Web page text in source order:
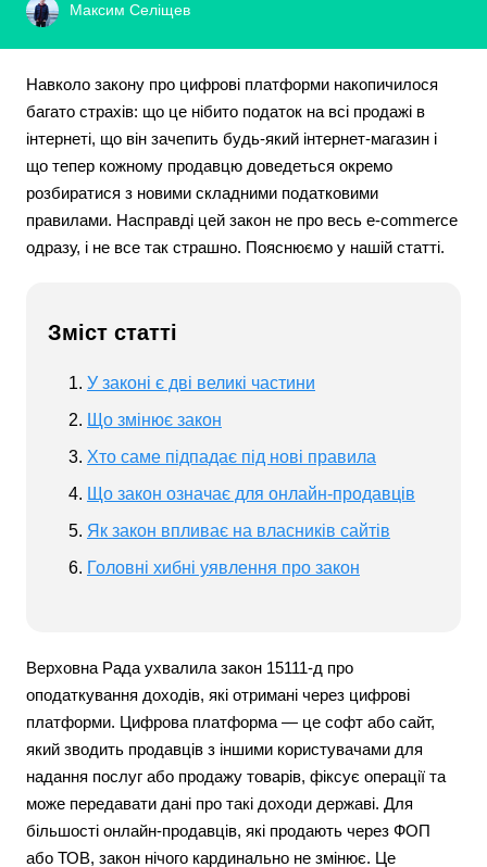
Максим Селіщев
Навколо закону про цифрові платформи накопичилося
багато страхів: що це нібито податок на всі продажі в
інтернеті, що він зачепить будь-який інтернет-магазин і
що тепер кожному продавцю доведеться окремо
розбиратися з новими складними податковими
правилами. Насправді цей закон не про весь e-commerce
одразу, і не все так страшно. Пояснюємо у нашій статті.
Зміст статті
У законі є дві великі частини
Що змінює закон
Хто саме підпадає під нові правила
Що закон означає для онлайн-продавців
Як закон впливає на власників сайтів
Головні хибні уявлення про закон
Верховна Рада ухвалила закон 15111-д про
оподаткування доходів, які отримані через цифрові
платформи. Цифрова платформа — це софт або сайт,
який зводить продавців з іншими користувачами для
надання послуг або продажу товарів, фіксує операції та
може передавати дані про такі доходи державі. Для
більшості онлайн-продавців, які продають через ФОП
або ТОВ, закон нічого кардинально не змінює. Це